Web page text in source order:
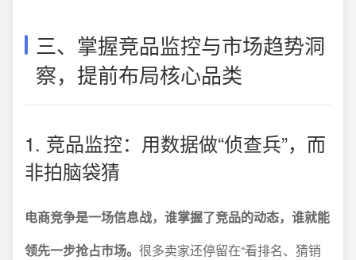
三、掌握竞品监控与市场趋势洞
察，提前布局核心品类
1. 竞品监控：用数据做“侦查兵”，而
非拍脑袋猜
电商竞争是一场信息战，谁掌握了竞品的动态，谁就能
领先一步抢占市场。 很多卖家还停留在“看排名、猜销